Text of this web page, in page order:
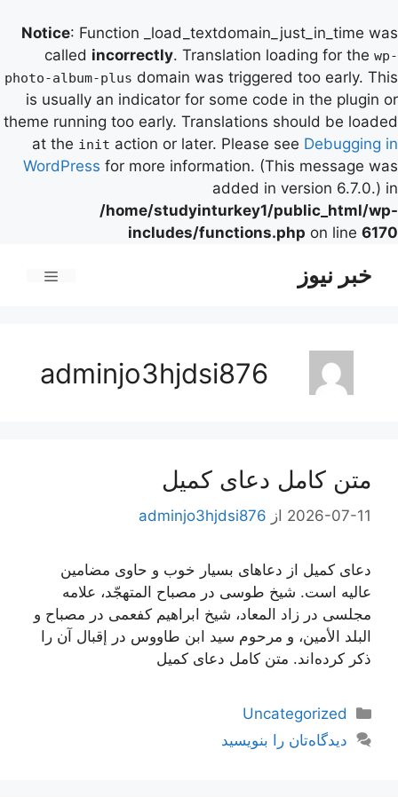
Notice: Function _load_textdomain_just_in_time was
called incorrectly. Translation loading for the wp-
photo-album-plus domain was triggered too early. This
is usually an indicator for some code in the plugin or
theme running too early. Translations should be loaded
at the init action or later. Please see Debugging in
WordPress for more information. (This message was
added in version 6.7.0.) in
/home/studyinturkey1/public_html/wp-
includes/functions.php on line 6170
خبر نیوز
adminjo3hjdsi876
متن کامل دعای کمیل
2026-07-11 از adminjo3hjdsi876
دعای کمیل از دعاهای بسیار خوب و حاوی مضامین
عالیه است. شیخ طوسی در مصباح المتهجّد، علامه
مجلسی در زاد المعاد، شیخ ابراهیم کفعمی در مصباح و
البلد الأمین، و مرحوم سید ابن طاووس در إقبال آن را
ذکر کرده‌اند. متن کامل دعای کمیل
دسته‌ها
Uncategorized
دیدگاه‌تان را بنویسید